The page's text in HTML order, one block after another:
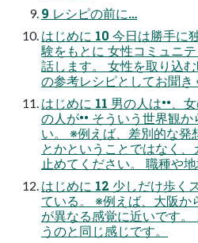
9 レシピの前に…
はじめに 10 今⽇は勝⼿に
験をもとに ⼥性コミュニ
話します。 ⼥性を取り込
の参考レシピとしてお聞き
はじめに 11 男の⼈は••、
の⼈が•• そういう世界観
い。 ※例えば、差別的な発
とかということではなく
⽌めてください。 職種や地
はじめに 12 少しだけ歩く
ている。 ※例えば、⼤阪か
が異なる感覚に近いです
うのと同じ感じです。